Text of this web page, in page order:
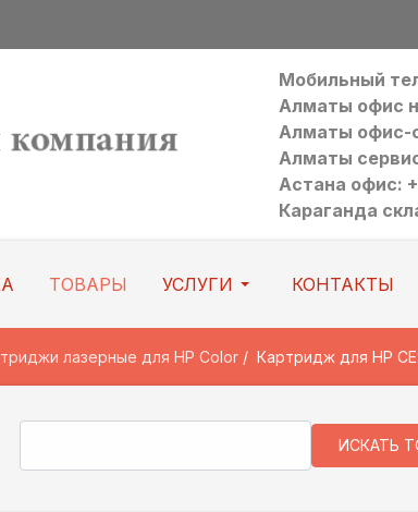
Мобильный
Алматы офис
Алматы офис-
Алматы
Астана офис:
Караганда
ТОВАРЫ УСЛУГИ КОНТАКТЫ
лазерные для HP Color Картридж для HP